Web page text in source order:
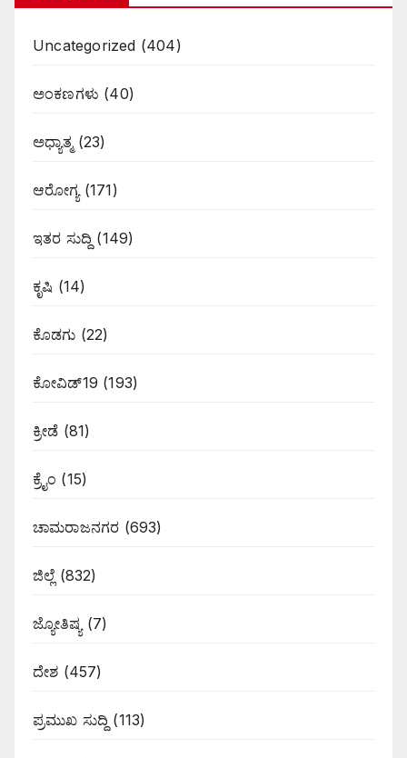
Uncategorized (404)
ಅಂಕಣಗಳು (40)
ಅಧ್ಯಾತ್ಮ(23)
ಆರೋಗ್ಯ(171)
ಇತರ ಸುದ್ದಿ (149)
ಕೃಷಿ (14)
ಕೊಡಗು (22)
ಕೋವಿಡ್19 (193)
ಕ್ರೀಡೆ (81)
ಕ್ರೈಂ (15)
ಚಾಮರಾಜನಗರ (693)
ಜಿಲ್ಲೆ (832)
ಜ್ಯೋತಿಷ್ಯ(7)
ದೇಶ (457)
ಪ್ರಮುಖ ಸುದ್ದಿ (113)